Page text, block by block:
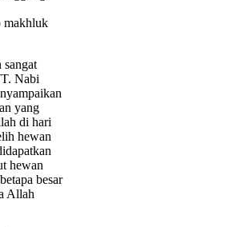
makhluk
sangat
Nabi
yang
di hari
hewan
hewan
besar
Allah